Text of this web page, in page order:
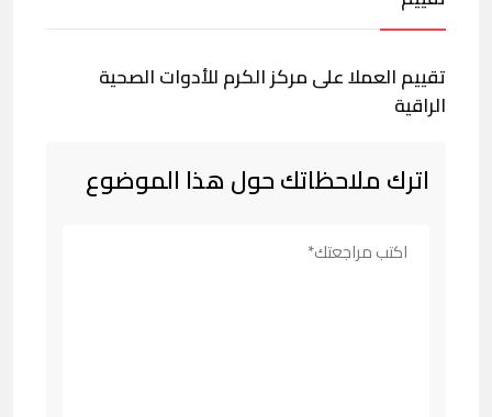
تقييم العملا على مركز الكرم للأدوات الصحية
الراقية
اترك ملاحظاتك حول هذا الموضوع